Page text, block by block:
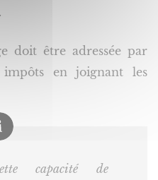
doit être adressée par
en joignant les
capacité de